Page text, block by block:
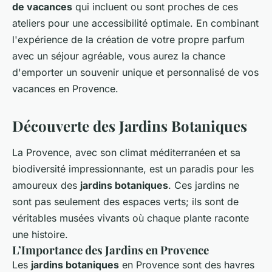
de vacances qui incluent ou sont proches de ces
ateliers pour une accessibilité optimale. En combinant
l'expérience de la création de votre propre parfum
avec un séjour agréable, vous aurez la chance
d'emporter un souvenir unique et personnalisé de vos
vacances en Provence.
Découverte des Jardins Botaniques
La Provence, avec son climat méditerranéen et sa
biodiversité impressionnante, est un paradis pour les
amoureux des jardins botaniques. Ces jardins ne
sont pas seulement des espaces verts; ils sont de
véritables musées vivants où chaque plante raconte
une histoire.
L’Importance des Jardins en Provence
Les jardins botaniques en Provence sont des havres